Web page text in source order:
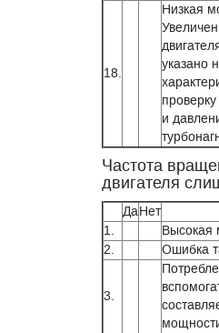
18.
Низкая
указано
и
Частота
двигателя
ДаНет
1.
Высокая
2.
Ошибка
3.